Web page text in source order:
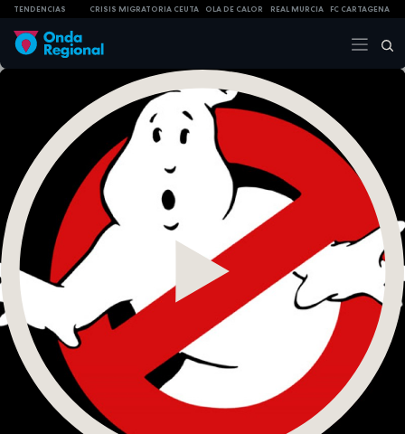
TENDENCIAS CRISIS MIGRATORIA CEUTA OLA DE CALOR REAL MURCIA FC CARTAGENA